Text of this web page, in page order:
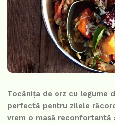
Tocănița de orz cu legume
perfectă pentru zilele
vrem o masă reconfortantă